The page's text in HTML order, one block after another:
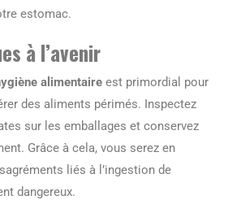
estomac.
à l’avenir
alimentaire est primordial pour
des aliments périmés. Inspectez
sur les emballages et conservez
Grâce à cela, vous serez en
liés à l’ingestion de
dangereux.